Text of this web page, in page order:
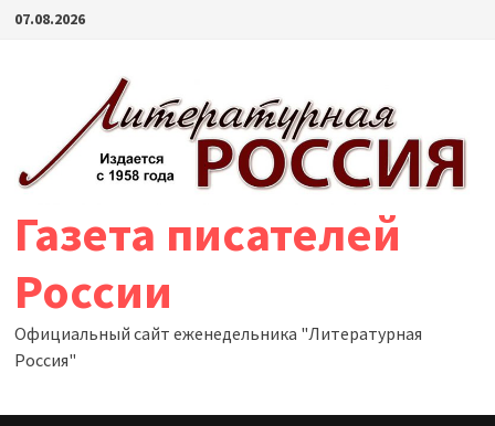
Перейти
07.08.2026
Газета писателей
России
Официальный сайт еженедельника "Литературная
Россия"